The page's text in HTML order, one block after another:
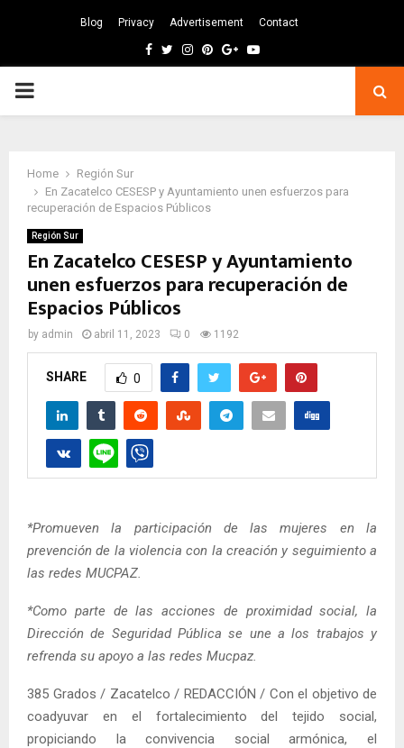
Blog Privacy Advertisement Contact
Facebook
TwitterInstagram
Pinterest
GoogleYoutube
PRIMARY
Home
Región Sur
En Zacatelco CESESP y Ayuntamiento unen esfuerzos para
recuperación de Espacios Públicos
Región Sur
En Zacatelco CESESP y Ayuntamiento
unen esfuerzos para recuperación de
Espacios Públicos
by admin abril 11, 2023 0 1192
SHARE 0
*Promueven la participación de las mujeres en la
prevención de la violencia con la creación y seguimiento a
las redes MUCPAZ.
*Como parte de las acciones de proximidad social, la
Dirección de Seguridad Pública se une a los trabajos y
refrenda su apoyo a las redes Mucpaz.
385 Grados / Zacatelco / REDACCIÓN / Con el objetivo de
coadyuvar en el fortalecimiento del tejido social,
propiciando la convivencia social armónica, el